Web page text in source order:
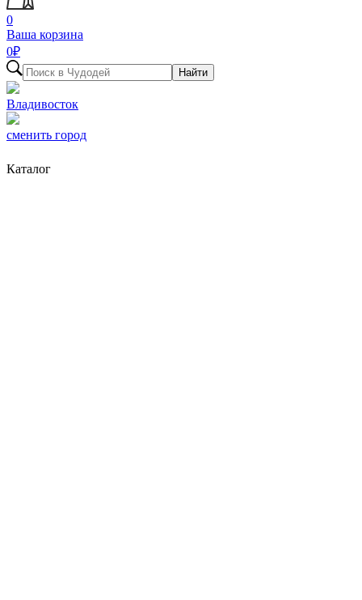
0
Ваша корзина
0₽
Найти
Владивосток
сменить город
Каталог